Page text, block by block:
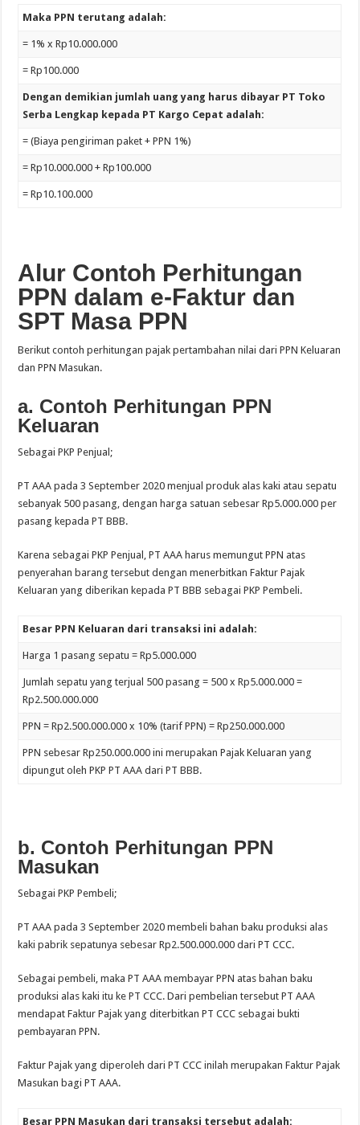
Maka PPN terutang adalah:
= 1% x Rp10.000.000
= Rp100.000
Dengan demikian jumlah uang yang harus dibayar PT Toko
Serba Lengkap kepada PT Kargo Cepat adalah:
= (Biaya pengiriman paket + PPN 1%)
= Rp10.000.000 + Rp100.000
= Rp10.100.000
Alur Contoh Perhitungan
PPN dalam e-Faktur dan
SPT Masa PPN
Berikut contoh perhitungan pajak pertambahan nilai dari PPN Keluaran
dan PPN Masukan.
a. Contoh Perhitungan PPN
Keluaran
Sebagai PKP Penjual;
PT AAA pada 3 September 2020 menjual produk alas kaki atau sepatu
sebanyak 500 pasang, dengan harga satuan sebesar Rp5.000.000 per
pasang kepada PT BBB.
Karena sebagai PKP Penjual, PT AAA harus memungut PPN atas
penyerahan barang tersebut dengan menerbitkan Faktur Pajak
Keluaran yang diberikan kepada PT BBB sebagai PKP Pembeli.
Besar PPN Keluaran dari transaksi ini adalah:
Harga 1 pasang sepatu = Rp5.000.000
Jumlah sepatu yang terjual 500 pasang = 500 x Rp5.000.000 =
Rp2.500.000.000
PPN = Rp2.500.000.000 x 10% (tarif PPN) = Rp250.000.000
PPN sebesar Rp250.000.000 ini merupakan Pajak Keluaran yang
dipungut oleh PKP PT AAA dari PT BBB.
b. Contoh Perhitungan PPN
Masukan
Sebagai PKP Pembeli;
PT AAA pada 3 September 2020 membeli bahan baku produksi alas
kaki pabrik sepatunya sebesar Rp2.500.000.000 dari PT CCC.
Sebagai pembeli, maka PT AAA membayar PPN atas bahan baku
produksi alas kaki itu ke PT CCC. Dari pembelian tersebut PT AAA
mendapat Faktur Pajak yang diterbitkan PT CCC sebagai bukti
pembayaran PPN.
Faktur Pajak yang diperoleh dari PT CCC inilah merupakan Faktur Pajak
Masukan bagi PT AAA.
Besar PPN Masukan dari transaksi tersebut adalah: